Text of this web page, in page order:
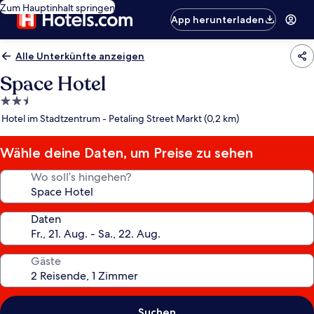
Zum Hauptinhalt springen
App herunterladen
Alle Unterkünfte anzeigen
Space Hotel
2.5-
Sterne-
Hotel im Stadtzentrum - Petaling Street Markt (0,2 km)
Wähle deine Daten, um Preise zu sehen
Wo soll’s hingehen?
Daten
Gäste